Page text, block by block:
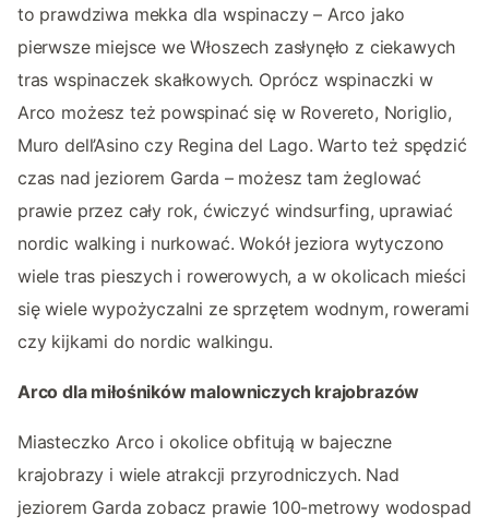
to prawdziwa mekka dla wspinaczy – Arco jako
pierwsze miejsce we Włoszech zasłynęło z ciekawych
tras wspinaczek skałkowych. Oprócz wspinaczki w
Arco możesz też powspinać się w Rovereto, Noriglio,
Muro dell’Asino czy Regina del Lago. Warto też spędzić
czas nad jeziorem Garda – możesz tam żeglować
prawie przez cały rok, ćwiczyć windsurfing, uprawiać
nordic walking i nurkować. Wokół jeziora wytyczono
wiele tras pieszych i rowerowych, a w okolicach mieści
się wiele wypożyczalni ze sprzętem wodnym, rowerami
czy kijkami do nordic walkingu.
Arco dla miłośników malowniczych krajobrazów
Miasteczko Arco i okolice obfitują w bajeczne
krajobrazy i wiele atrakcji przyrodniczych. Nad
jeziorem Garda zobacz prawie 100-metrowy wodospad